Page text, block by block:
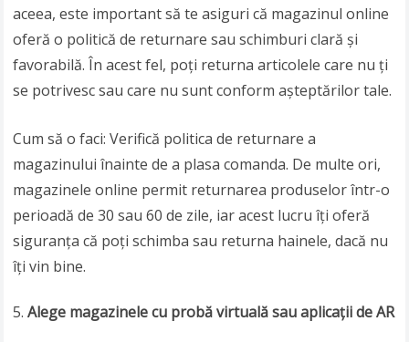
aceea, este important să te asiguri că magazinul online
oferă o politică de returnare sau schimburi clară și
favorabilă. În acest fel, poți returna articolele care nu ți
se potrivesc sau care nu sunt conform așteptărilor tale.
Cum să o faci: Verifică politica de returnare a
magazinului înainte de a plasa comanda. De multe ori,
magazinele online permit returnarea produselor într-o
perioadă de 30 sau 60 de zile, iar acest lucru îți oferă
siguranța că poți schimba sau returna hainele, dacă nu
îți vin bine.
Alege magazinele cu probă virtuală sau aplicații de AR